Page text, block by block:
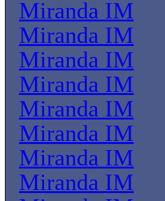
Miranda IM
Miranda IM
Miranda IM
Miranda IM
Miranda IM
Miranda IM
Miranda IM
Miranda IM